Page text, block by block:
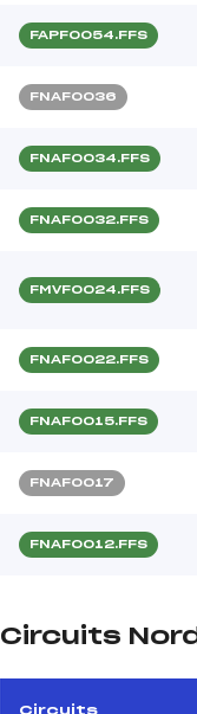
FAPF0054.FFS
FNAF0036
FNAF0034.FFS
FNAF0032.FFS
FMVF0024.FFS
FNAF0022.FFS
FNAF0015.FFS
FNAF0017
FNAF0012.FFS
Circuits
Circuits